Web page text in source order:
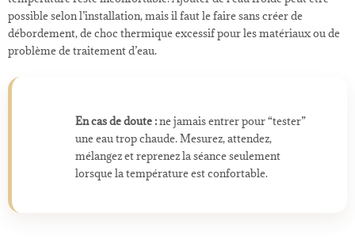
possible selon l’installation, mais il faut le faire sans créer de
débordement, de choc thermique excessif pour les matériaux ou de
problème de traitement d’eau.
En cas de doute :ne jamais entrer pour “tester”
une eau trop chaude. Mesurez, attendez,
mélangez et reprenez la séance seulement
lorsque la température est confortable.